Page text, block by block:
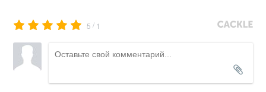
5 / 1